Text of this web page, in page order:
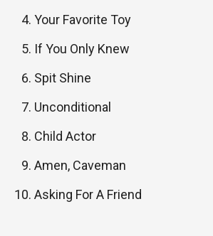
Your Favorite Toy
If You Only Knew
Spit Shine
Unconditional
Child Actor
Amen, Caveman
Asking For A Friend